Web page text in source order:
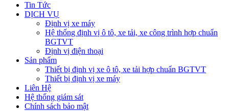
Tin Tức
DỊCH VỤ
Định vị xe máy
Hệ thống định vị ô tô, xe tải, xe công trình hợp chuẩn
BGTVT
Định vị điện thoại
Sản phẩm
Thiết bị định vị xe ô tô, xe tải hợp chuẩn BGTVT
Thiết bị định vị xe máy
Liên Hệ
Hệ thống giám sát
Chính sách bảo mật